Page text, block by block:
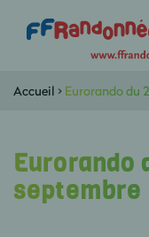
Accueil > Eurorando du
Eurorando
septembre